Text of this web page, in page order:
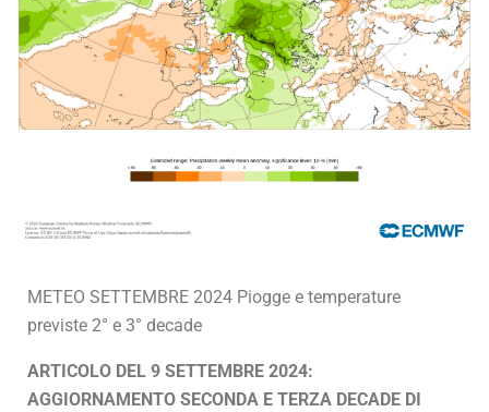
METEO SETTEMBRE 2024 Piogge e temperature
previste 2° e 3° decade
ARTICOLO DEL 9 SETTEMBRE 2024:
AGGIORNAMENTO SECONDA E TERZA DECADE DI